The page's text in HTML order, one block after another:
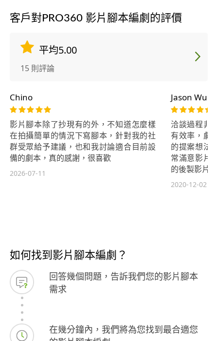
客戶對PRO360 影片腳本編劇的評價
平均5.00
15 則評論
Chino
影片腳本除了抄現有的外，不知道怎麼樣
在拍攝簡單的情況下寫腳本，針對我的社
群受眾給予建議，也和我討論適合目前設
備的劇本，真的感謝，很喜歡
2026-07-11
Jason Wu
洽談過程非
有效率，劇
的提案想法
常滿意影片
的後製影片
2020-12-02
如何找到影片腳本編劇？
回答幾個問題，告訴我們您的影片腳本
需求
在幾分鐘內，我們將為您找到最合適您